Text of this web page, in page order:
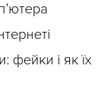
фейки і як їх